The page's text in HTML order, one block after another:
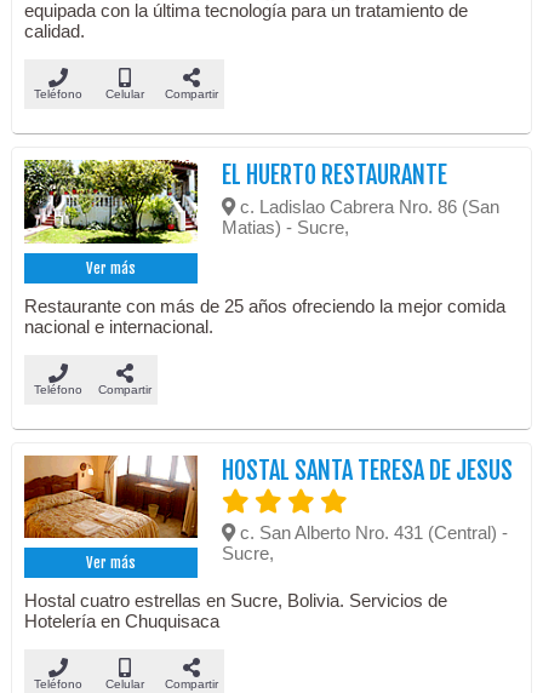
equipada con la última tecnología para un tratamiento de
calidad.
Teléfono Celular Compartir
Ver más
EL HUERTO RESTAURANTE
c. Ladislao Cabrera Nro. 86 (San
Matias) - Sucre,
Restaurante con más de 25 años ofreciendo la mejor comida
nacional e internacional.
Teléfono Compartir
Ver más
HOSTAL SANTA TERESA DE JESUS
c. San Alberto Nro. 431 (Central) -
Sucre,
Hostal cuatro estrellas en Sucre, Bolivia. Servicios de
Hotelería en Chuquisaca
Teléfono Celular Compartir